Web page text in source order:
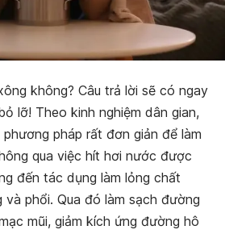
không? Câu trả lời sẽ có ngay
lỡ! Theo kinh nghiệm dân gian,
pháp rất đơn giản để làm
qua việc hít hơi nước được
đến tác dụng làm lỏng chất
và phổi. Qua đó làm sạch đường
mũi, giảm kích ứng đường hô